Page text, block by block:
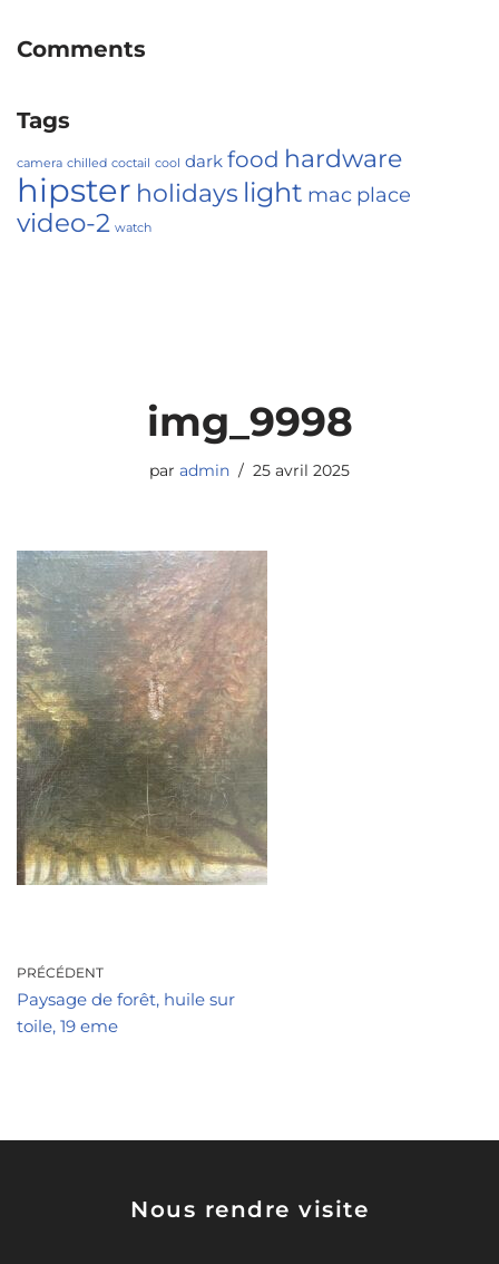
Comments
Tags
camera chilled coctail cool dark food hardware
hipster holidays light mac place
video-2 watch
img_9998
par admin 25 avril 2025
PRÉCÉDENT
Paysage de forêt, huile sur
toile, 19 eme
Nous rendre visite